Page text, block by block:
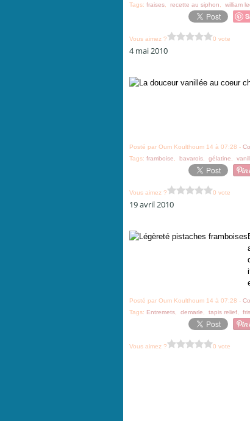
Tags: fraises recette au siphon william
Vous aimez ? 0 vote
4 mai 2010
Posté par Oum Koulthoum 14 à 07:28 -
Tags: framboise bavarois gélatine
Vous aimez ? 0 vote
19 avril 2010
Posté par Oum Koulthoum 14 à 07:28 -
Tags: Entremets demarle tapis relief
Vous aimez ? 0 vote